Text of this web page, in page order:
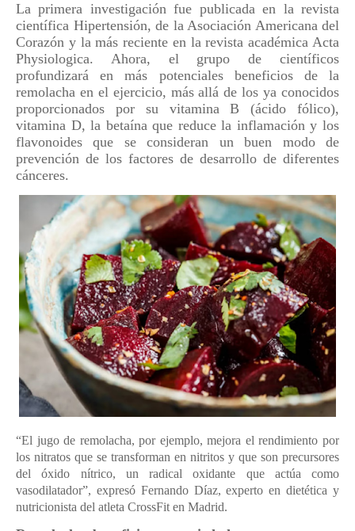
La primera investigación fue publicada en la revista
científica Hipertensión, de la Asociación Americana del
Corazón y la más reciente en la revista académica Acta
Physiologica. Ahora, el grupo de científicos
profundizará en más potenciales beneficios de la
remolacha en el ejercicio, más allá de los ya conocidos
proporcionados por su vitamina B (ácido fólico),
vitamina D, la betaína que reduce la inflamación y los
flavonoides que se consideran un buen modo de
prevención de los factores de desarrollo de diferentes
cánceres.
“El jugo de remolacha, por ejemplo, mejora el rendimiento por
los nitratos que se transforman en nitritos y que son precursores
del óxido nítrico, un radical oxidante que actúa como
vasodilatador”, expresó Fernando Díaz, experto en dietética y
nutricionista del atleta CrossFit en Madrid.